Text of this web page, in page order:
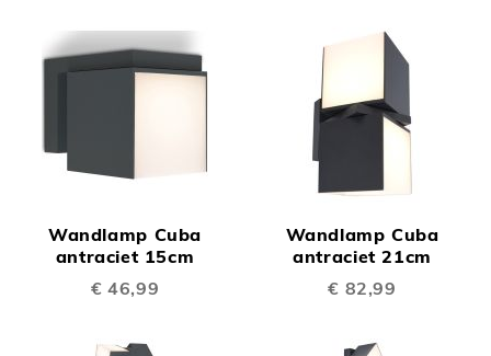
Wandlamp Cuba
antraciet 15cm
€ 46,99
Wandlamp Cuba
antraciet 21cm
€ 82,99